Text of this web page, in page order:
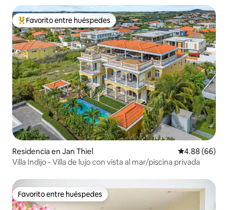
De los mejores en Favorito entre huéspedes
Favorito entre huéspedes
Residencia en Jan Thiel Calificación
4.88 (66)
Villa Indijo - Villa de lujo con vista al mar/piscina privada
Favorito entre huéspedes
Favorito entre huéspedes